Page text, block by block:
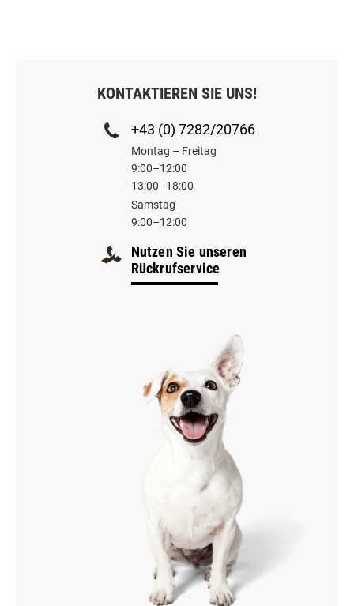
KONTAKTIEREN SIE UNS!
+43 (0) 7282/20766
Montag – Freitag
9:00–12:00
13:00–18:00
Samstag
9:00–12:00
Nutzen Sie unseren
Rückrufservice